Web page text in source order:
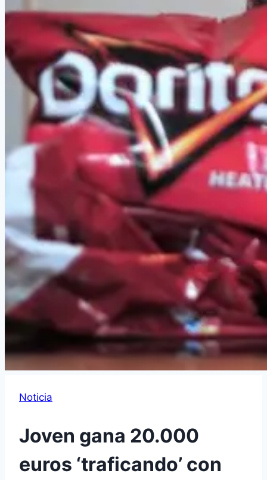
Noticia
Joven gana 20.000
euros ‘traficando’ con